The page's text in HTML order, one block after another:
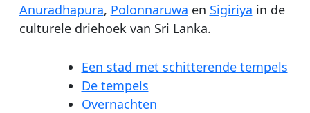
Anuradhapura, Polonnaruwa en Sigiriya in de
culturele driehoek van Sri Lanka.
Een stad met schitterende tempels
De tempels
Overnachten